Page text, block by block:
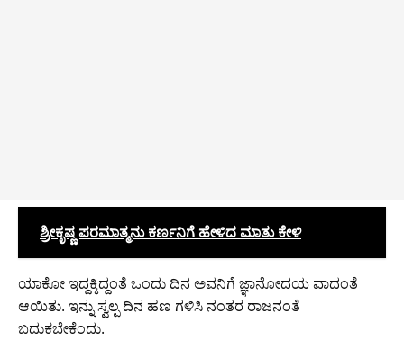
ಶ್ರೀಕೃಷ್ಣ ಪರಮಾತ್ಮನು ಕರ್ಣನಿಗೆ ಹೇಳಿದ ಮಾತು ಕೇಳಿ
ಯಾಕೋ ಇದ್ದಕ್ಕಿದ್ದಂತೆ ಒಂದು ದಿನ ಅವನಿಗೆ ಜ್ಞಾನೋದಯ ವಾದಂತೆ
ಆಯಿತು. ಇನ್ನು ಸ್ವಲ್ಪ ದಿನ ಹಣ ಗಳಿಸಿ ನಂತರ ರಾಜನಂತೆ
ಬದುಕಬೇಕೆಂದು.